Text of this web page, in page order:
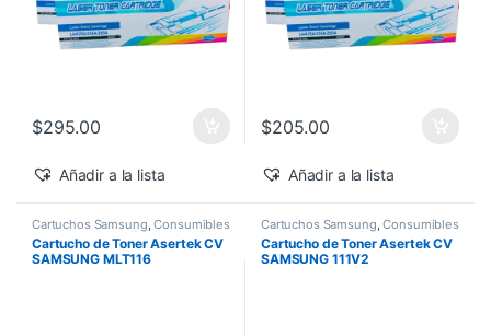
$295.00
Añadir a la lista
$205.00
Añadir a la lista
Cartuchos Samsung ,Consumibles
para Impresoras Toner Asertek
Cartucho de Toner Asertek CV
SAMSUNG MLT116
Cartuchos Samsung ,Consumibles
para Impresoras Descuentos de
la Semana ,Descuentos del MES,
Toner Asertek
Cartucho de Toner Asertek CV
SAMSUNG 111V2